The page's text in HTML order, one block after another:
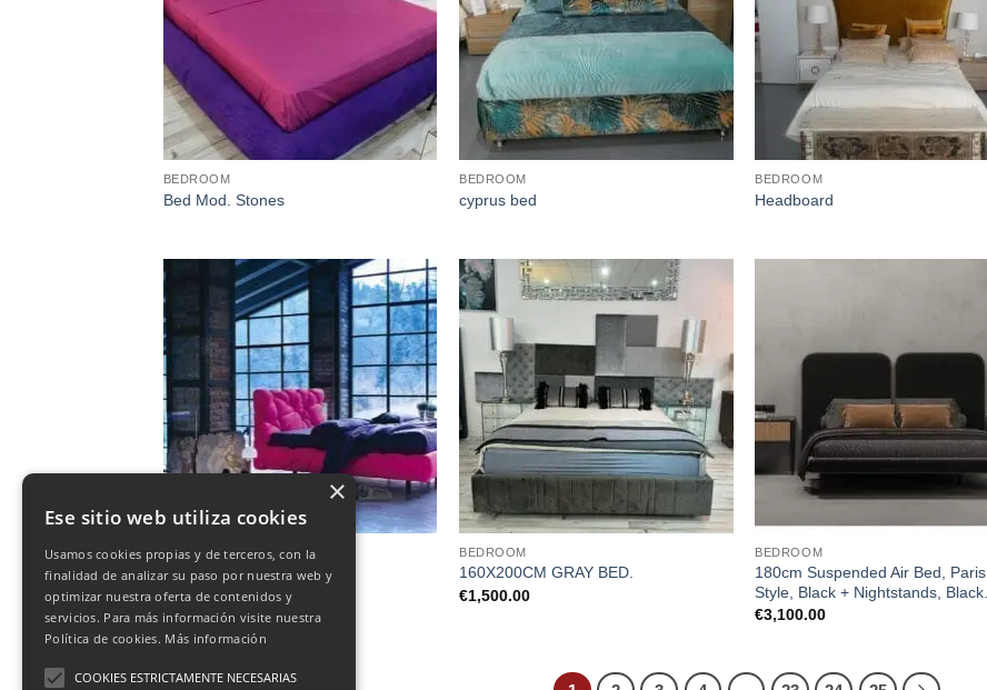
BEDROOM
Bed Mod. Stones
BEDROOM
cyprus bed
BEDROOM
Headboard
BEDROOM
Marvin Bed
BEDROOM
160X200CM GRAY BED.
€1,500.00
BEDROOM
180cm Suspended Air Bed, Paris
Style, Black + Nightstands, Black.
€3,100.00
×
Ese sitio web utiliza cookies
Usamos cookies propias y de terceros, con la
finalidad de analizar su paso por nuestra web y
optimizar nuestra oferta de contenidos y
servicios. Para más información visite nuestra
Política de cookies. Más información
COOKIES ESTRICTAMENTE NECESARIAS